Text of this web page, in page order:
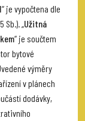
“ je vypočtena dle
Sb.). „Užitná
“ je součtem
bytové
výměry
v plánech
dodávky,